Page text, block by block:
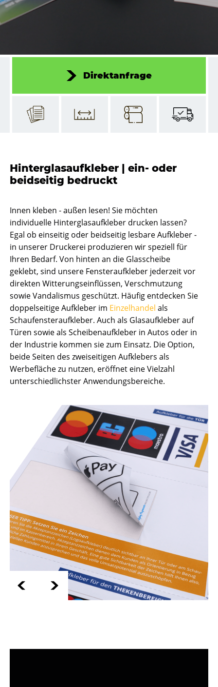
Direktanfrage
Hinterglasaufkleber | ein- oder
beidseitig bedruckt
Innen kleben - außen lesen! Sie möchten
individuelle Hinterglasaufkleber drucken lassen?
Egal ob einseitig oder beidseitig lesbare Aufkleber -
in unserer Druckerei produzieren wir speziell für
Ihren Bedarf. Von hinten an die Glasscheibe
geklebt, sind unsere Fensteraufkleber jederzeit vor
direkten Witterungseinflüssen, Verschmutzung
sowie Vandalismus geschützt. Häufig entdecken Sie
doppelseitige Aufkleber im Einzelhandel als
Schaufensteraufkleber. Auch als Glasaufkleber auf
Türen sowie als Scheibenaufkleber in Autos oder in
der Industrie kommen sie zum Einsatz. Die Option,
beide Seiten des zweiseitigen Aufklebers als
Werbefläche zu nutzen, eröffnet eine Vielzahl
unterschiedlichster Anwendungsbereiche.